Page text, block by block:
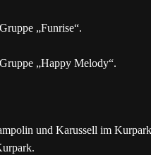
„Funrise“.
„Happy Melody“.
und Karussell im